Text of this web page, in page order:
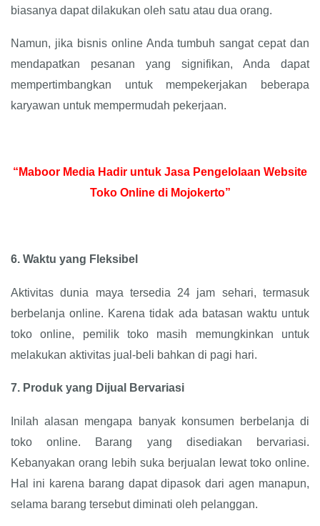
biasanya dapat dilakukan oleh satu atau dua orang.
Namun, jika bisnis online Anda tumbuh sangat cepat dan
mendapatkan pesanan yang signifikan, Anda dapat
mempertimbangkan untuk mempekerjakan beberapa
karyawan untuk mempermudah pekerjaan.
“Maboor Media Hadir untuk Jasa Pengelolaan Website
Toko Online di Mojokerto”
6. Waktu yang Fleksibel
Aktivitas dunia maya tersedia 24 jam sehari, termasuk
berbelanja online. Karena tidak ada batasan waktu untuk
toko online, pemilik toko masih memungkinkan untuk
melakukan aktivitas jual-beli bahkan di pagi hari.
7. Produk yang Dijual Bervariasi
Inilah alasan mengapa banyak konsumen berbelanja di
toko online. Barang yang disediakan bervariasi.
Kebanyakan orang lebih suka berjualan lewat toko online.
Hal ini karena barang dapat dipasok dari agen manapun,
selama barang tersebut diminati oleh pelanggan.